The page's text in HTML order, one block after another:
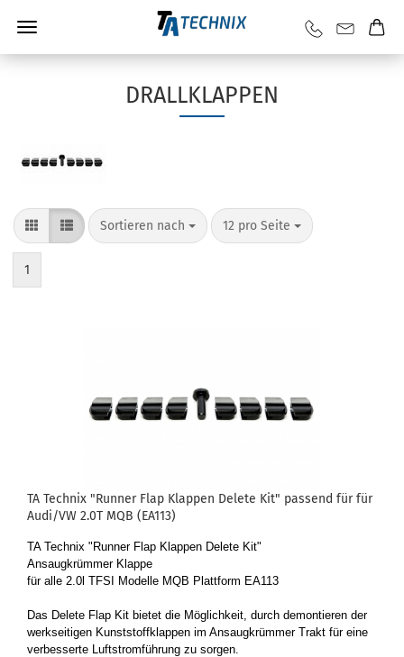
DRALLKLAPPEN
Sortieren nach 12 pro Seite
1
TA Tech­nix "Run­ner Flap Klap­pen De­le­te Kit" pas­send für für
Audi/VW 2.0T MQB (EA113)
TA Tech­nix "Run­ner Flap Klap­pen De­le­te Kit"
An­saug­krüm­mer Klap­pe
für alle 2.0l TFSI Mo­del­le MQB Platt­form EA113
Das De­le­te Flap Kit bie­tet die Mög­lich­keit, durch de­mon­tie­ren der
werk­sei­ti­gen Kunst­stoff­klap­pen im An­saug­krüm­mer Trakt für eine
ver­bes­ser­te Luft­strom­füh­rung zu sor­gen.